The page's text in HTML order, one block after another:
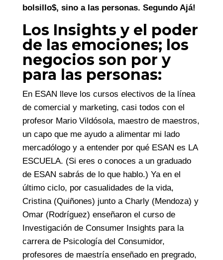
bolsillo$, sino a las personas. Segundo Ajá!
Los Insights y el poder
de las emociones; los
negocios son por y
para las personas:
En ESAN lleve los cursos electivos de la línea
de comercial y marketing, casi todos con el
profesor Mario Vildósola, maestro de maestros,
un capo que me ayudo a alimentar mi lado
mercadólogo y a entender por qué ESAN es LA
ESCUELA. (Si eres o conoces a un graduado
de ESAN sabrás de lo que hablo.) Ya en el
último ciclo, por casualidades de la vida,
Cristina (Quiñones) junto a Charly (Mendoza) y
Omar (Rodríguez) enseñaron el curso de
Investigación de Consumer Insights para la
carrera de Psicología del Consumidor,
profesores de maestría enseñado en pregrado,